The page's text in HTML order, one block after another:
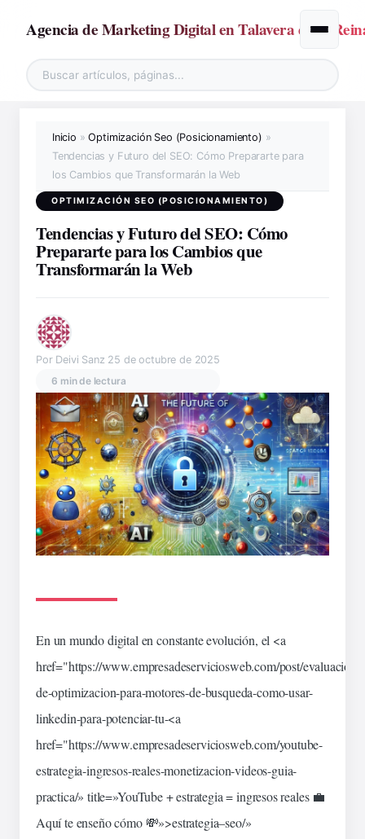
Agencia de Marketing Digital en Talavera de laAlternar
Inicio »Optimización Seo (Posicionamiento) »
Tendencias y Futuro del SEO: Cómo Prepararte para
los Cambios que Transformarán la Web
OPTIMIZACIÓN SEO (POSICIONAMIENTO)
Tendencias y Futuro del SEO: Cómo
Prepararte para los Cambios que
Transformarán la Web
Por Deivi Sanz 25 de octubre de 2025
6 min de lectura
En un mundo digital en constante evolución, el <a
href="https://www.empresadeserviciosweb.com/post/evaluacion-
de-optimizacion-para-motores-de-busqueda-como-usar-
linkedin-para-potenciar-tu-<a
href="https://www.empresadeserviciosweb.com/youtube-
estrategia-ingresos-reales-monetizacion-videos-guia-
practica/» title=»YouTube + estrategia = ingresos reales 💼
Aquí te enseño cómo 💸»>estrategia–seo/»